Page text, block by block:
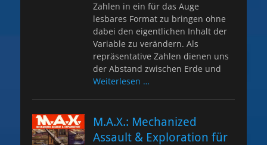
Zahlen in ein für das Auge
lesbares Format zu bringen ohne
dabei den eigentlichen Inhalt der
Variable zu verändern. Als
repräsentative Zahlen dienen uns
der Abstand zwischen Erde und
Weiterlesen …
M.A.X.: Mechanized
Assault & Exploration für